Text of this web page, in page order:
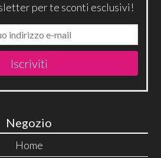
per te sconti esclusivi!
Iscriviti
Negozio
Home